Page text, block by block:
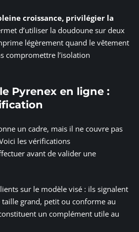
croissance, privilégier la
d’utiliser la doudoune sur deux
légèrement quand le vêtement
compromettre l’isolation
Pyrenex en ligne :
un cadre, mais il ne couvre pas
les vérifications
avant de valider une
sur le modèle visé : ils signalent
grand, petit ou conforme au
un complément utile au